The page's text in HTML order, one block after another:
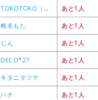
バルーン 成立
ryo (supercell) 成立(募集中)
ハチ 成立(募集中)
バルーン 成立
ryo (supercell) 成立(募集中)
ハチ 成立(募集中)
バルーン 成立
ryo (supercell) 成立(募集中)
ハチ 成立(募集中)
バルーン 成立
ryo (supercell) 成立(募集中)
ハチ 成立(募集中)
TOKOTOKO（西沢さんP） あと1人
椎名もた あと1人
じん あと1人
DECO*27 あと1人
キタニタツヤ あと1人
ハチ あと1人
TOKOTOKO（西沢さんP） あと1人
椎名もた あと1人
じん あと1人
DECO*27 あと1人
キタニタツヤ あと1人
ハチ あと1人
TOKOTOKO（西沢さんP） あと1人
椎名もた あと1人
じん あと1人
DECO*27 あと1人
キタニタツヤ あと1人
ハチ あと1人
TOKOTOKO（西沢さんP） あと1人
椎名もた あと1人
じん あと1人
DECO*27 あと1人
キタニタツヤ あと1人
ハチ あと1人